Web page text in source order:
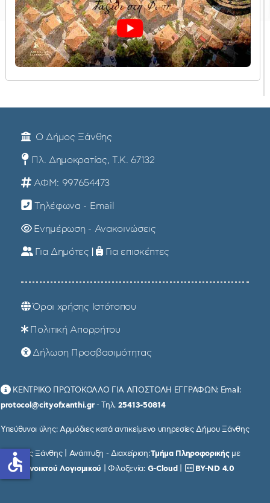
Ο Δήμος Ξάνθης
Πλ. Δημοκρατίας, Τ.Κ. 67132
ΑΦΜ: 997654473
Τηλέφωνα - Email
Ενημέρωση - Ανακοινώσεις
Για Δημότες | Για επισκέπτες
Όροι χρήσης Ιστότοπου
Πολιτική Απορρήτου
Δήλωση Προσβασιμότητας
ΚΕΝΤΡΙΚΟ ΠΡΩΤΟΚΟΛΛΟ ΓΙΑ ΑΠΟΣΤΟΛΗ ΕΓΓΡΑΦΩΝ: Email:
protocol@cityofxanthi.gr- Τηλ. 25413-50814
Υπεύθυνοι ύλης: Αρμόδιες κατά αντικείμενο υπηρεσίες Δήμου Ξάνθης
© Δήμος Ξάνθης | Ανάπτυξη - Διαχείριση:Τμήμα Πληροφορικήςμε
χρήση
Ανοικτού Λογισμικού | Φιλοξενία: G-Cloud BY-ND 4.0
accessible